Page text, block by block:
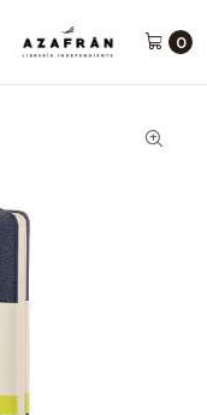
0
- Azul Zafiro - Lisa